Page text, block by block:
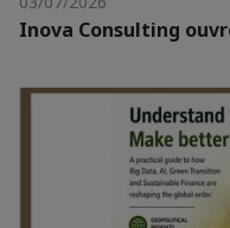
Inova Consulting